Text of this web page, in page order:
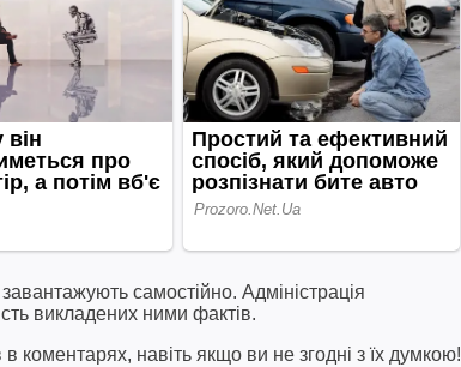
самостійно. Адміністрація
викладених ними фактів.
коментарях, навіть якщо ви не згодні з їх думкою!